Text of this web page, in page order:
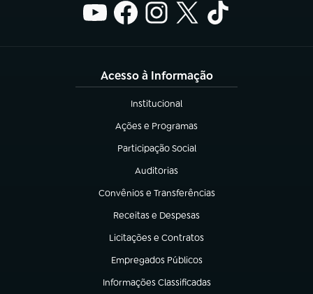
Acesso à Informação
Institucional
(abre em nova aba)
Ações e Programas
(abre em nova aba)
Participação Social
(abre em nova aba)
Auditorias
(abre em nova aba)
Convênios e Transferências
(abre em nova aba)
Receitas e Despesas
(abre em nova aba)
Licitações e Contratos
(abre em nova aba)
Empregados Públicos
(abre em nova aba)
Informações Classificadas
(abre em nova aba)